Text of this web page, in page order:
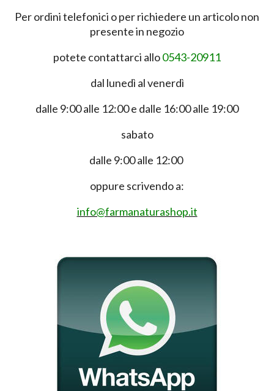
Per ordini telefonici o per richiedere un articolo non
presente in negozio
potete contattarci allo0543-20911
dal lunedì al venerdì
dalle 9:00 alle 12:00 e dalle 16:00 alle 19:00
sabato
dalle 9:00 alle 12:00
oppure scrivendo a:
info@farmanaturashop.it